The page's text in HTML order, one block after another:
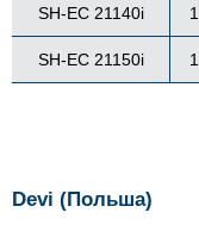
SH-EC 21140i
SH-EC 21150i
Devi (Польша)